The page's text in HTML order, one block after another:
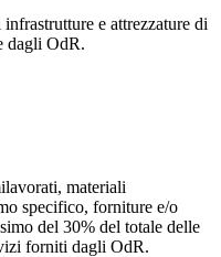
e attrezzature di
dagli OdR.
materiali
specifico, forniture e/o
del 30% del totale delle
forniti dagli OdR.